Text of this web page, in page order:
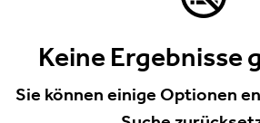
Mood Evo
Traceline System
Keine Ergebnisse
Sie können einige Optionen